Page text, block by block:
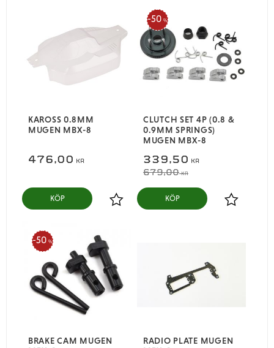
KAROSS 0.8MM
MUGEN MBX-8
476,00 KR
Lägg till i favoriter
KÖP
CLUTCH SET 4P (0.8 &
0.9MM SPRINGS)
MUGEN MBX-8
339,50 KR
679,00KR
50 %
Lägg till i
KÖP
BRAKE CAM MUGEN
50 %
RADIO PLATE MUGEN